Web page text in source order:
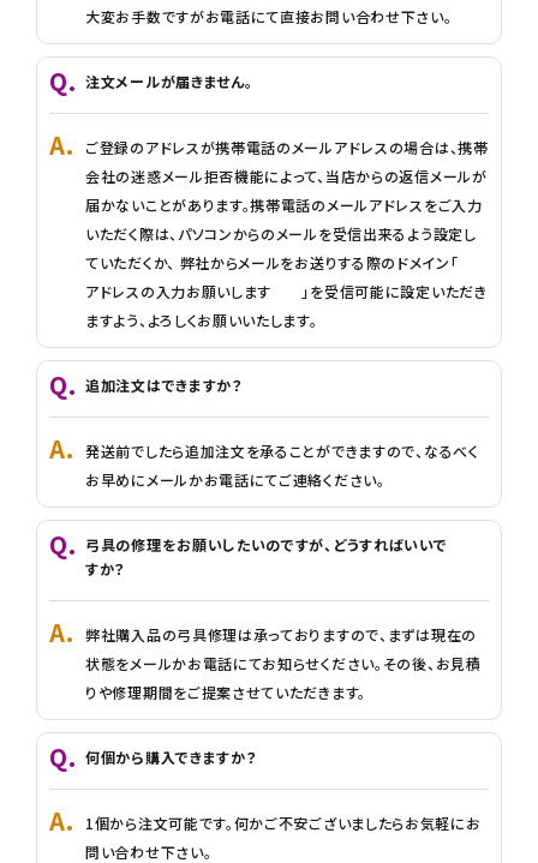
English
ACCOUNT MENU
ようこそ ゲスト 様
ログイン person 新規会員登録
大変お手数ですがお電話にて直接お問い合わせ下さい。
注文メールが届きません。
ご登録のアドレスが携帯電話のメールアドレスの場合は、携帯
会社の迷惑メール拒否機能によって、当店からの返信メールが
届かないことがあります。携帯電話のメールアドレスをご入力
いただく際は、パソコンからのメールを受信出来るよう設定し
ていただくか、 弊社からメールをお送りする際のドメイン「
アドレスの入力お願いします 」を受信可能に設定いただき
ますよう、よろしくお願いいたします。
追加注文はできますか？
発送前でしたら追加注文を承ることができますので、なるべく
お早めにメールかお電話にてご連絡ください。
弓具の修理をお願いしたいのですが、どうすればいいで
すか？
弊社購入品の弓具修理は承っておりますので、まずは現在の
状態をメールかお電話にてお知らせください。その後、お見積
りや修理期間をご提案させていただきます。
何個から購入できますか？
1個から注文可能です。何かご不安ございましたらお気軽にお
問い合わせ下さい。